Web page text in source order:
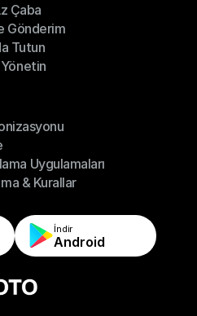
Çaba
Çaba
Gönderim
Gönderim
Tutun
Tutun
Uygulamaları
Uygulamaları
& Kurallar
& Kurallar
İndir
Android